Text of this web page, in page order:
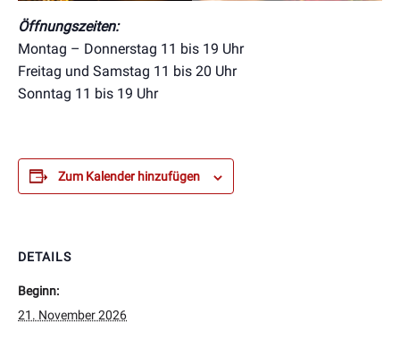
Öffnungszeiten:
Montag – Donnerstag 11 bis 19 Uhr
Freitag und Samstag 11 bis 20 Uhr
Sonntag 11 bis 19 Uhr
Zum Kalender hinzufügen
DETAILS
Beginn:
21. November 2026